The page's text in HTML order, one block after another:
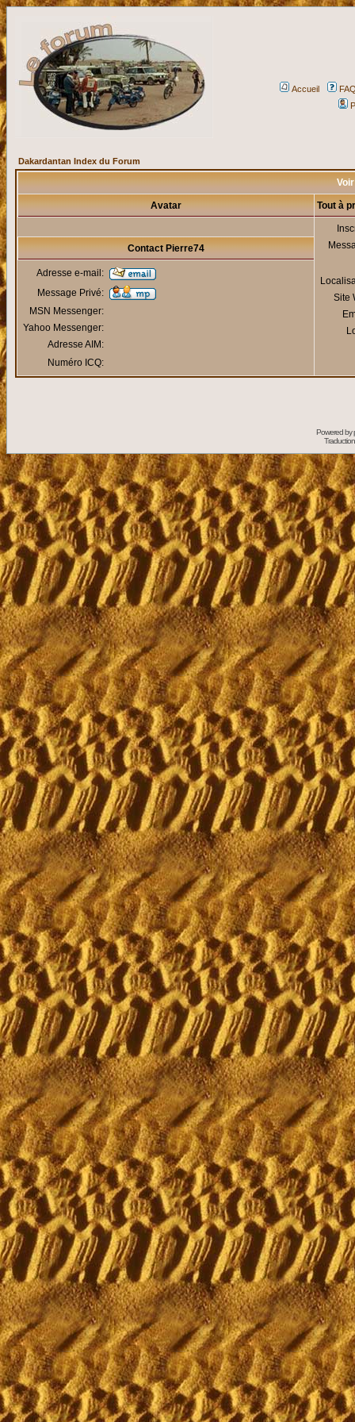
Accueil
Dakardantan Index du Forum
Avatar Tout à
Site
Contact Pierre74
Adresse e-mail:
Message Privé:
MSN Messenger:
Yahoo Messenger:
Adresse AIM:
Numéro ICQ:
Powered by